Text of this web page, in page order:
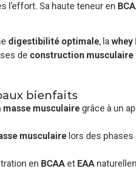
l’effort. Sa haute teneur en
digestibilité optimale, la whey
de construction musculaire
bienfaits
masse musculairegrâce à un
musculairelors des phases
en BCAAet EAA